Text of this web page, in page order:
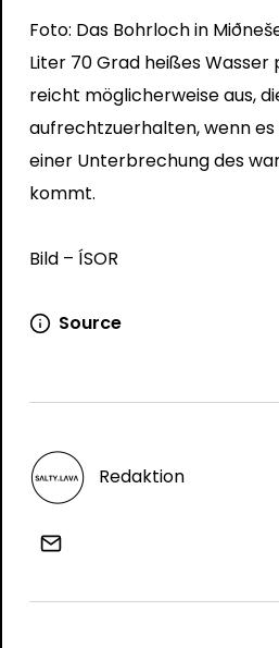
Foto: Das Bohrloch in
Liter 70 Grad heißes Wasser
reicht möglicherweise aus,
aufrechtzuerhalten, wenn es
einer Unterbrechung des
kommt.
Bild – ÍSOR
Source
Redaktion